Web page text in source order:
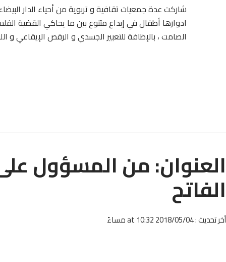
شاركت عدة جمعيات تقافية و تربوية من أحياء الدار
ادوارها أطفال في إبداع متنوع بين ما يحاكي القضية
الصامت ، بالإظافة للتعبير الجسدي و الرقص الإيقاعي و
العنوان: من المسؤول
الفاتح
أخر تحديث : 2018/05/04 at 10:32 مساءً